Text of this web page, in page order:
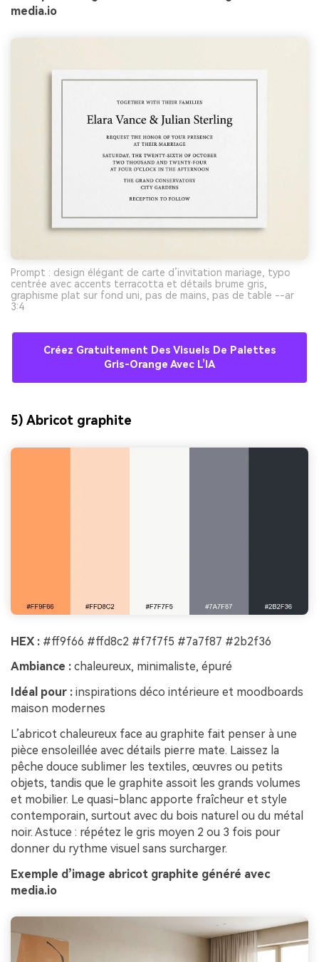
media.io
Prompt : design élégant de carte d’invitation mariage, typo
centrée avec accents terracotta et détails brume gris,
graphisme plat sur fond uni, pas de mains, pas de table --ar
3:4
Créez Gratuitement Des Visuels De Palettes
Gris-Orange Avec L’IA
5) Abricot graphite
HEX : #ff9f66 #ffd8c2 #f7f7f5 #7a7f87 #2b2f36
Ambiance : chaleureux, minimaliste, épuré
Idéal pour : inspirations déco intérieure et moodboards
maison modernes
L’abricot chaleureux face au graphite fait penser à une
pièce ensoleillée avec détails pierre mate. Laissez la
pêche douce sublimer les textiles, œuvres ou petits
objets, tandis que le graphite assoit les grands volumes
et mobilier. Le quasi-blanc apporte fraîcheur et style
contemporain, surtout avec du bois naturel ou du métal
noir. Astuce : répétez le gris moyen 2 ou 3 fois pour
donner du rythme visuel sans surcharger.
Exemple d’image abricot graphite généré avec
media.io